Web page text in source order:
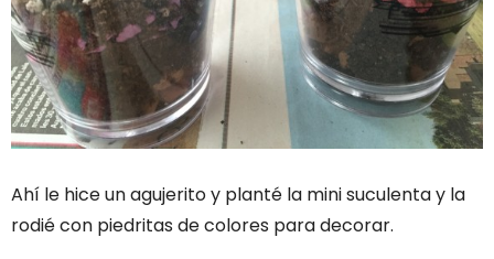
Ahí le hice un agujerito y planté la mini suculenta y la
rodié con piedritas de colores para decorar.